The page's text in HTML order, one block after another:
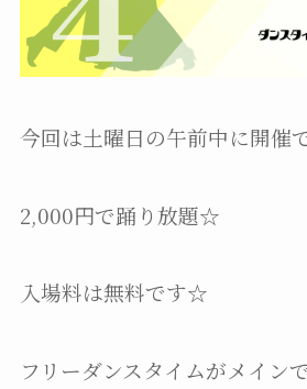
今回は土曜日の午前中に開催で
2,000円で踊り放題☆
入場料は無料です☆
フリーダンスタイムがメイン